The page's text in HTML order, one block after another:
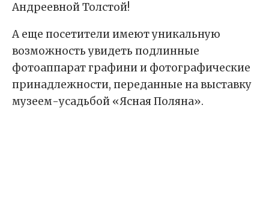
Андреевной Толстой!
А еще посетители имеют уникальную
возможность увидеть подлинные
фотоаппарат графини и фотографические
принадлежности, переданные на выставку
музеем-усадьбой «Ясная Поляна».